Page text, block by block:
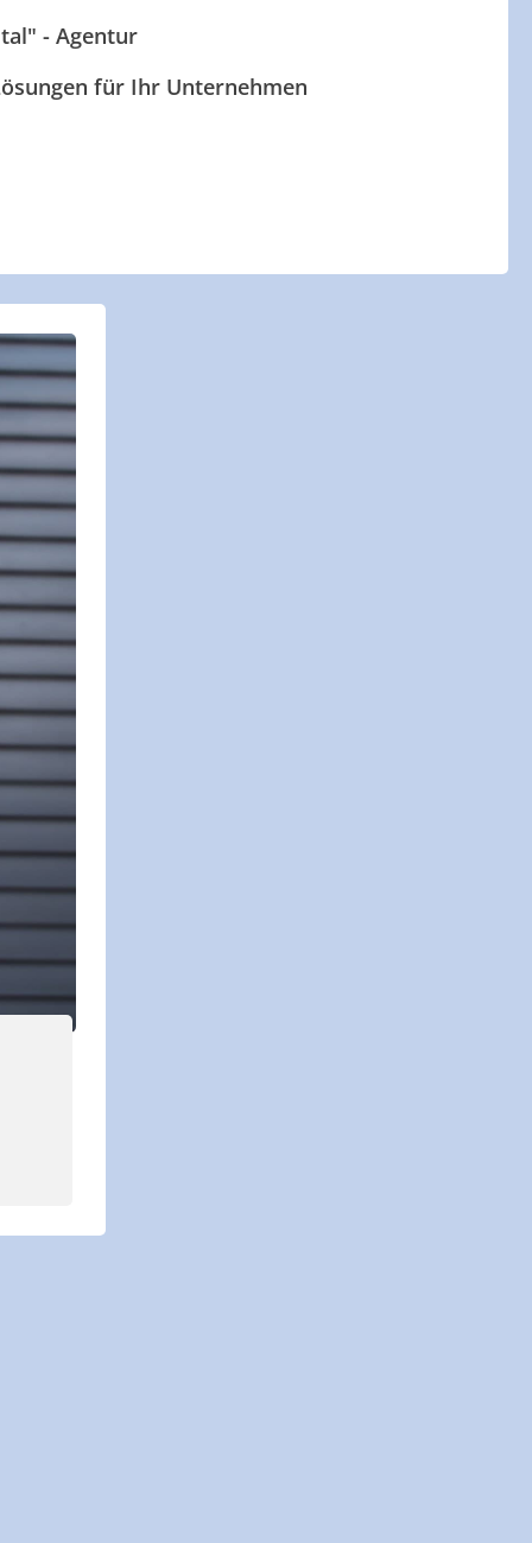
- Agentur
für Ihr Unternehmen